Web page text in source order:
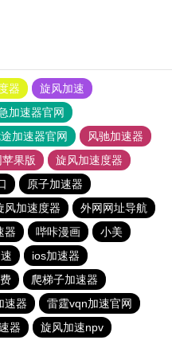
器
旋风加速
加速器官网
加速器官网
风驰加速器
果版
旋风加速度器
原子加速器
风加速度器
外网网址导航
器 哔咔漫画
小美
ios加速器
爬梯子加速器
速器
雷霆vqn加速官网
器 旋风加速npv